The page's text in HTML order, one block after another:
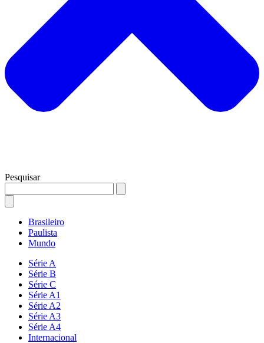
Pesquisar
Brasileiro
Paulista
Mundo
Série A
Série B
Série C
Série A1
Série A2
Série A3
Série A4
Internacional